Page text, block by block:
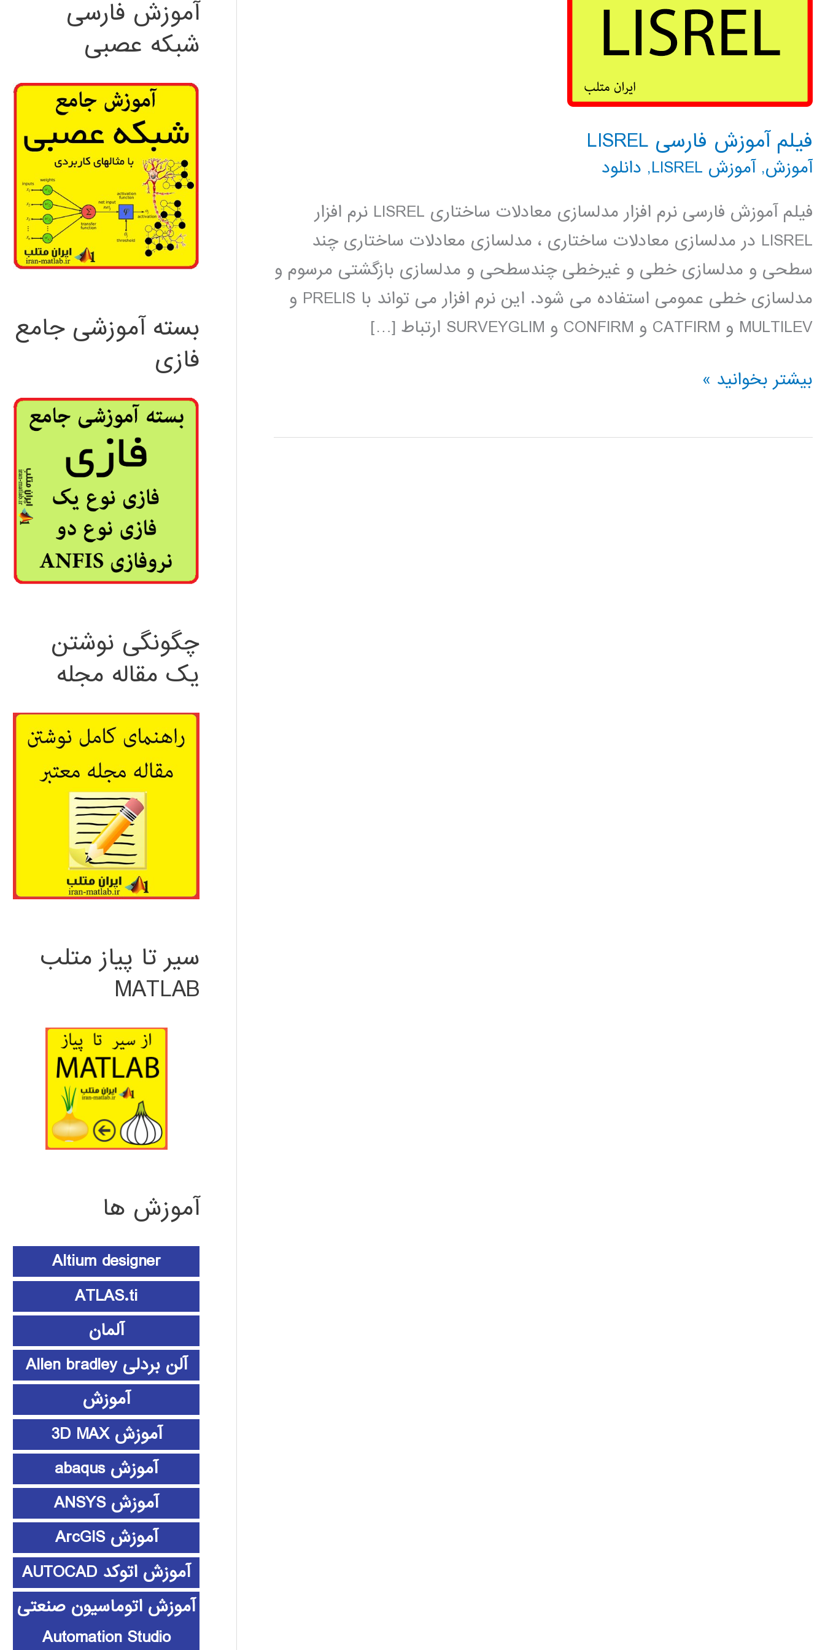
فیلم آموزش فارسی LISREL
آموزش,آموزش LISREL , دانلود
فیلم آموزش فارسی نرم افزار مدلسازی معادلات ساختاری LISREL نرم افزار
LISREL در مدلسازی معادلات ساختاری ، مدلسازی معادلات ساختاری چند
سطحی و مدلسازی خطی و غیرخطی چندسطحی و مدلسازی بازگشتی مرسوم و
مدلسازی خطی عمومی استفاده می شود. این نرم افزار می تواند با PRELIS و
MULTILEV و CATFIRM و CONFIRM و SURVEYGLIM ارتباط […]
فیلم
فارسی
بیشتر بخوانید »
آموزش فارسی
شبکه عصبی
بسته آموزشی جامع
فازی
چگونگی نوشتن
یک مقاله مجله
سیر تا پیاز متلب
MATLAB
آموزش ها
Altium designer
ATLAS.ti
آلمان
آلن بردلی Allen bradley
آموزش
آموزش 3D MAX
آموزش abaqus
آموزش ANSYS
آموزش ArcGIS
آموزش اتوکد AUTOCAD
آموزش اتوماسیون صنعتی
Automation Studio